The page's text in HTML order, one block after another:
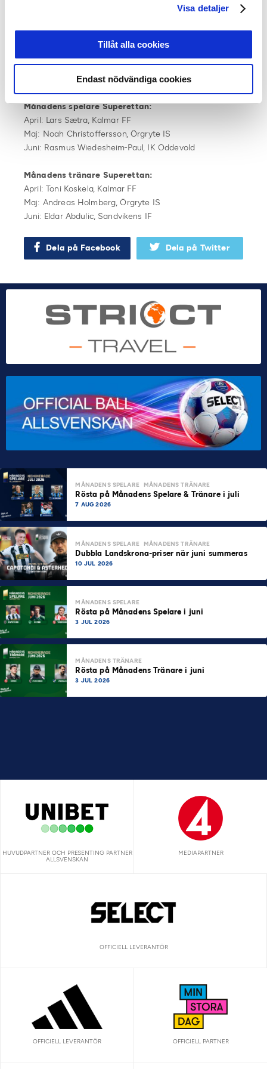
Visa detaljer
Tillåt alla cookies
Endast nödvändiga cookies
April: Christoffer Nyman, IFK Norrköping
April: Anders Torstensson, Mjällby AIF
Maj: Anders Torstensson, Mjällby AIF
Månadens spelare Superettan:
April: Lars Sætra, Kalmar FF
Maj: Noah Christoffersson, Örgryte IS
Juni: Rasmus Wiedesheim-Paul, IK Oddevold
Månadens tränare Superettan:
April: Toni Koskela, Kalmar FF
Maj: Andreas Holmberg, Örgryte IS
Juni: Eldar Abdulic, Sandvikens IF
Dela på Facebook Dela på Twitter
MÅNADENS SPELARE MÅNADENS TRÄNARE
Rösta på Månadens Spelare & Tränare i juli
7 AUG 2026
MÅNADENS SPELARE MÅNADENS TRÄNARE
Dubbla Landskrona-priser när juni summeras
10 JUL 2026
MÅNADENS SPELARE
Rösta på Månadens Spelare i juni
3 JUL 2026
MÅNADENS TRÄNARE
Rösta på Månadens Tränare i juni
3 JUL 2026
HUVUDPARTNER OCH PRESENTING PARTNER
ALLSVENSKAN
MEDIAPARTNER
OFFICIELL LEVERANTÖR
OFFICIELL LEVERANTÖR OFFICIELL PARTNER